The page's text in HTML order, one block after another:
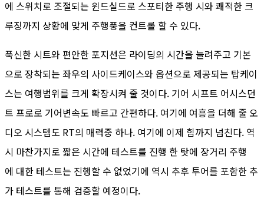
에 스위치로 조절되는 윈드실드로 스포티한 주행 시와 쾌적한 크
루징까지 상황에 맞게 주행풍을 컨트롤 할 수 있다.
푹신한 시트와 편안한 포지션은 라이딩의 시간을 늘려주고 기본
으로 장착되는 좌우의 사이드케이스와 옵션으로 제공되는 탑케이
스는 여행범위를 크게 확장시켜 줄 것이다. 기어 시프트 어시스던
트 프로로 기어변속도 빠르고 간편하다. 여기에 여흥을 더해 줄 오
디오 시스템도 RT의 매력중 하나. 여기에 이제 힘까지 넘친다. 역
시 마찬가지로 짧은 시간에 테스트를 진행 한 탓에 장거리 주행
에 대한 테스트는 진행할 수 없었기에 역시 추후 투어를 포함한 추
가 테스트를 통해 검증할 예정이다.